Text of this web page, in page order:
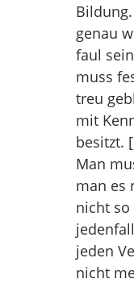
genau
faul
muss
treu
mit
besitzt.
Man
man es
nicht so
jeden
nicht